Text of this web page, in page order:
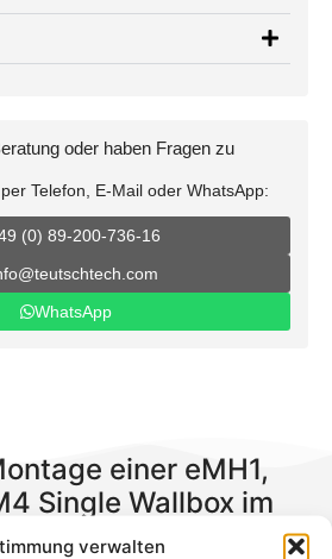
verwalten
oder haben Fragen zu
Telefon, E-Mail oder WhatsApp:
(0) 89-200-736-16
WhatsApp
einer eMH1,
Single Wallbox im